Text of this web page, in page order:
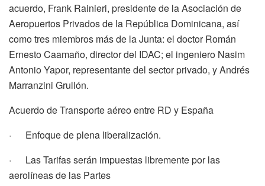
acuerdo, Frank Rainieri, presidente de la Asociación de
Aeropuertos Privados de la República Dominicana, así
como tres miembros más de la Junta: el doctor Román
Ernesto Caamaño, director del IDAC; el ingeniero Nasim
Antonio Yapor, representante del sector privado, y Andrés
Marranzini Grullón.
Acuerdo de Transporte aéreo entre RD y España
· Enfoque de plena liberalización.
· Las Tarifas serán impuestas libremente por las
aerolíneas de las Partes